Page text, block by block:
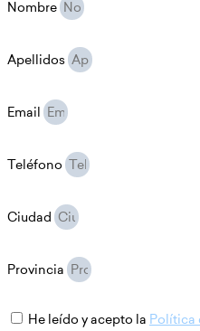
Nombre
Apellidos
Email
Teléfono
Ciudad
Provincia
He leído y acepto la Política